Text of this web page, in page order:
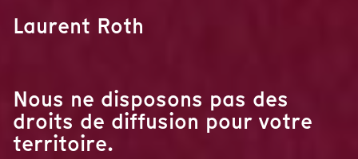
Laurent Roth
Nous ne disposons pas des
droits de diffusion pour votre
territoire.